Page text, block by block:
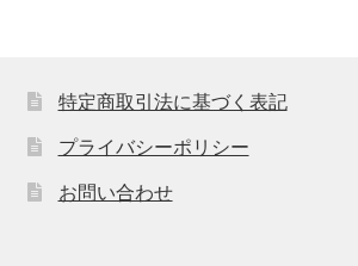
特定商取引法に基づく表記
プライバシーポリシー
お問い合わせ